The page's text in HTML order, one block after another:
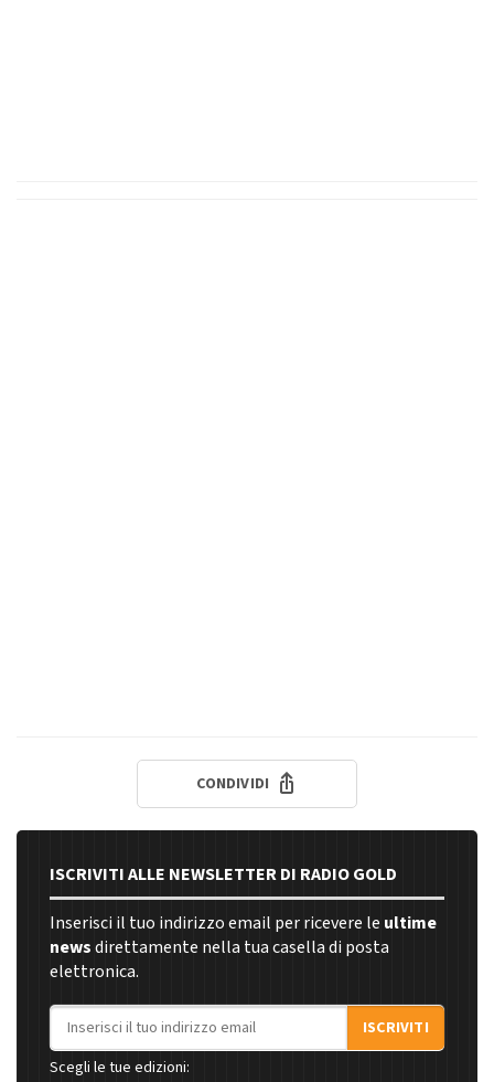
CONDIVIDI
ISCRIVITI ALLE NEWSLETTER DI RADIO GOLD
Inserisci il tuo indirizzo email per ricevere le ultime
newsdirettamente nella tua casella di posta
elettronica.
Indirizzo email
ISCRIVITI
Scegli le tue edizioni: